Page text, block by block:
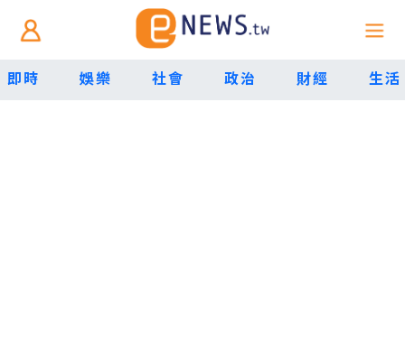
即時 娛樂 社會 政治 財經 生活